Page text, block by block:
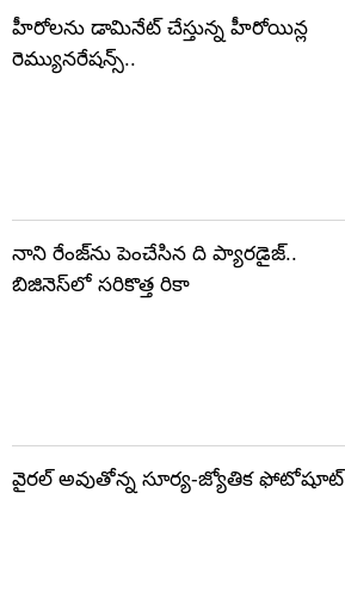
హీరోలను డామినేట్ చేస్తున్న హీరోయిన్ల
రెమ్యునరేషన్స్..
నాని రేంజ్‌ను పెంచేసిన ది ప్యారడైజ్..
బిజినెస్‌లో సరికొత్త రికా
వైరల్ అవుతోన్న సూర్య-జ్యోతిక ఫోటోషూట్